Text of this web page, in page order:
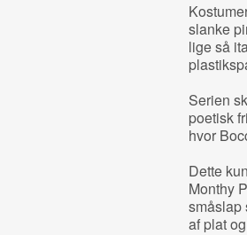
slanke
lige så
Serien
poetisk
hvor
Dette
Monthy
småslap
af plat